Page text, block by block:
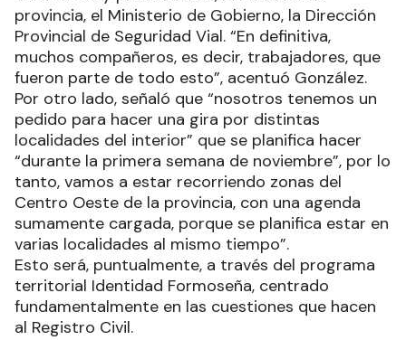
provincia, el Ministerio de Gobierno, la Dirección
Provincial de Seguridad Vial. “En definitiva,
muchos compañeros, es decir, trabajadores, que
fueron parte de todo esto”, acentuó González.
Por otro lado, señaló que “nosotros tenemos un
pedido para hacer una gira por distintas
localidades del interior” que se planifica hacer
“durante la primera semana de noviembre”, por lo
tanto, vamos a estar recorriendo zonas del
Centro Oeste de la provincia, con una agenda
sumamente cargada, porque se planifica estar en
varias localidades al mismo tiempo”.
Esto será, puntualmente, a través del programa
territorial Identidad Formoseña, centrado
fundamentalmente en las cuestiones que hacen
al Registro Civil.